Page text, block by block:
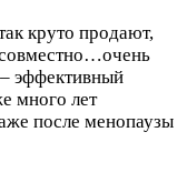
круто продают,
эффективный
много лет
после менопаузы